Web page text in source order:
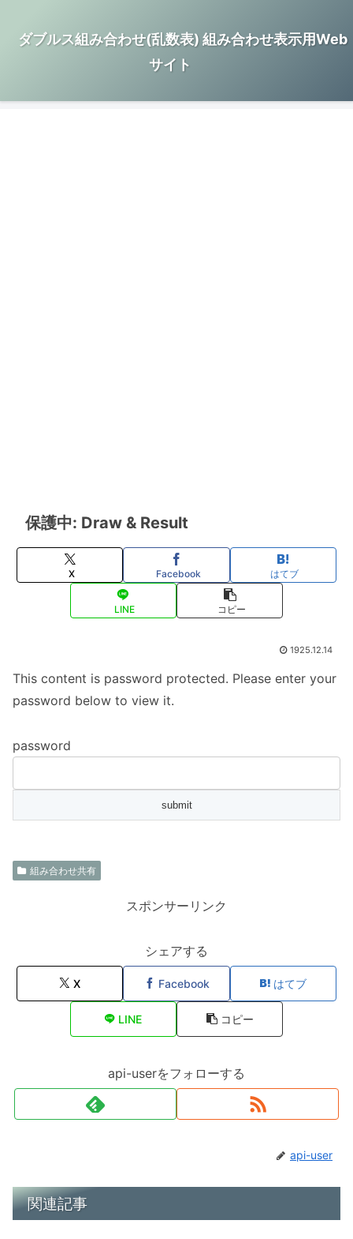
ダブルス組み合わせ(乱数表) 組み合わせ表示用Web
サイト
保護中: Draw & Result
X Facebook はてブ
LINE コピー
1925.12.14
This content is password protected. Please enter your
password below to view it.
password
組み合わせ共有
スポンサーリンク
シェアする
X Facebook はてブ
LINE コピー
api-userをフォローする
api-user
関連記事